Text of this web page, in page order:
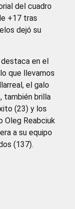
del cuadro
+17 tras
dejó su
destaca en el
que llevamos
el galo
también brilla
(23) y los
Oleg Reabciuk
a su equipo
(137).